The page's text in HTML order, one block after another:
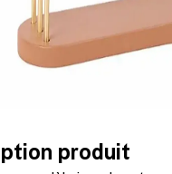
produit